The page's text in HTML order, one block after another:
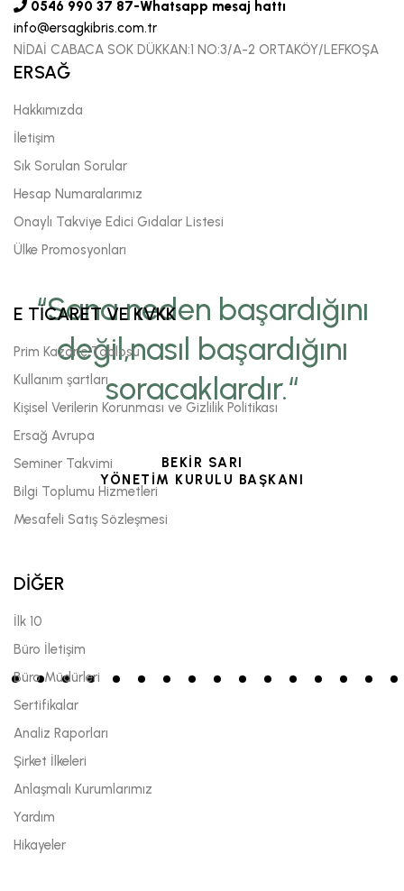
“Sana neden başardığını
değil,nasıl başardığını
soracaklardır.“
BEKİR SARI
YÖNETİM KURULU BAŞKANI
0546 990 37 87-Whatsapp mesaj hattı
info@ersagkibris.com.tr
NİDAİ CABACA SOK DÜKKAN:1 NO:3/A-2 ORTAKÖY/LEFKOŞA
ERSAĞ
Hakkımızda
İletişim
Sık Sorulan Sorular
Hesap Numaralarımız
Onaylı Takviye Edici Gıdalar Listesi
Ülke Promosyonları
E TİCARET VE KVKK
Prim Kazanç Tablosu
Kullanım şartları
Kişisel Verilerin Korunması ve Gizlilik Politikası
Ersağ Avrupa
Seminer Takvimi
Bilgi Toplumu Hizmetleri
Mesafeli Satış Sözleşmesi
DİĞER
İlk 10
Büro İletişim
Büro Müdürleri
Sertifikalar
Analiz Raporları
Şirket İlkeleri
Anlaşmalı Kurumlarımız
Yardım
Hikayeler